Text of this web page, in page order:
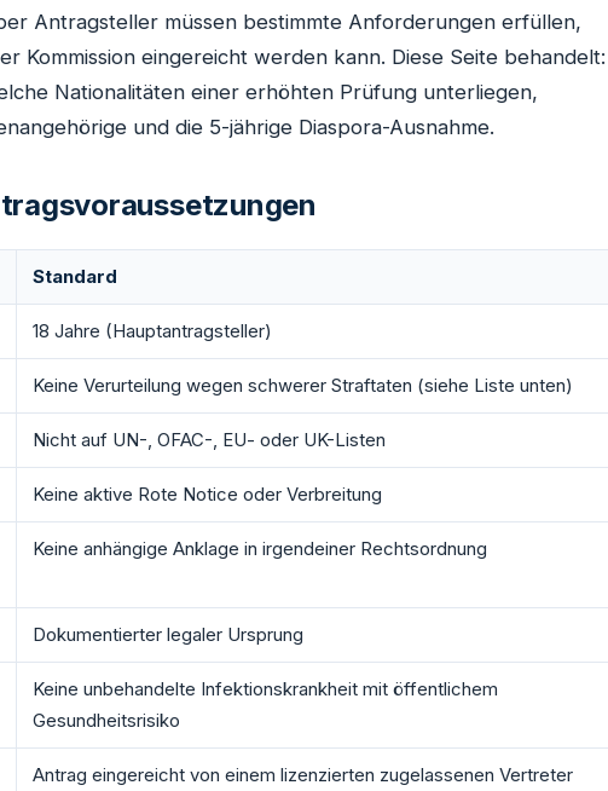
Antragsteller müssen bestimmte Anforderungen erfüllen,
Kommission eingereicht werden kann. Diese Seite behandelt:
Nationalitäten einer erhöhten Prüfung unterliegen,
und die 5-jährige Diaspora-Ausnahme.
Standard
18 Jahre (Hauptantragsteller)
Keine Verurteilung wegen schwerer Straftaten (siehe Liste unten)
Nicht auf UN-, OFAC-, EU- oder UK-Listen
Keine aktive Rote Notice oder Verbreitung
Keine anhängige Anklage in irgendeiner Rechtsordnung
Dokumentierter legaler Ursprung
Keine unbehandelte Infektionskrankheit mit öffentlichem
Gesundheitsrisiko
Antrag eingereicht von einem lizenzierten zugelassenen Vertreter